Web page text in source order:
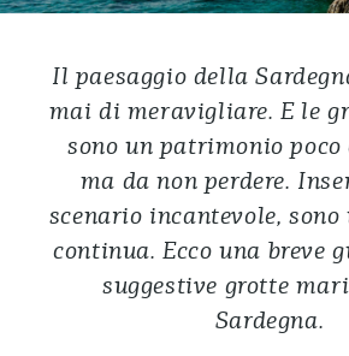
Il paesaggio della
mai di meravigliare. E le
sono un patrimonio poco
ma da non perdere.
scenario incantevole,
continua. Ecco una breve
suggestive grotte
Sardegna.